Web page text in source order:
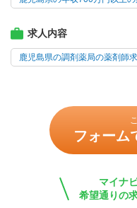
求人内容
鹿児島県の調剤薬局の薬剤師
フォーム
マイナ
希望通りの